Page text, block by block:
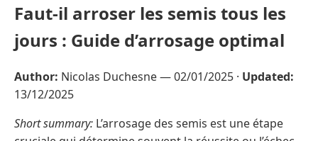
Faut-il arroser les semis tous les
jours : Guide d’arrosage optimal
Author: Nicolas Duchesne —02/01/2025 · Updated:
13/12/2025
Short summary: L’arrosage des semis est une étape